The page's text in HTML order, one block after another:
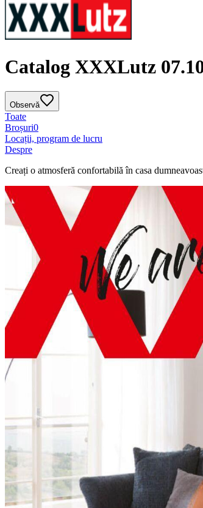
Catalog XXXLutz
Observă
Toate
Broșuri0
Locații, program de lucru
Despre
Creați o atmosferă confortabilă în casa